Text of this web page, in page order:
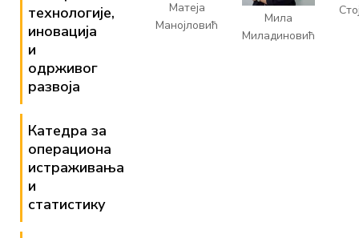
технологије,
иновација
и
одрживог
развоја
Катедра за
операциона
истраживања
и
статистику
Матеја
Манојловић
Мила
Миладиновић